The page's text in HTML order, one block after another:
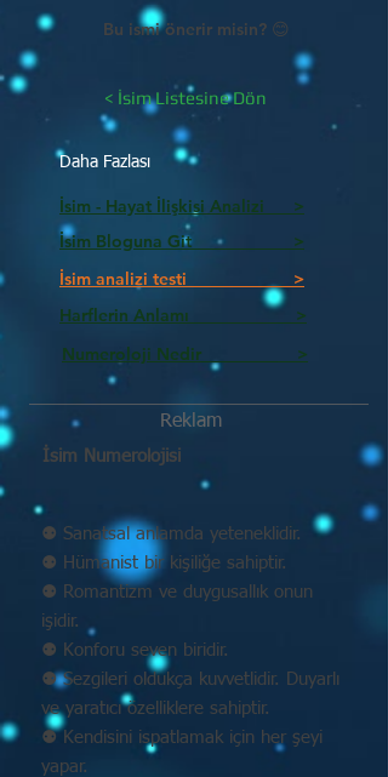
Bu ismi önerir misin? 😊
< İsim Listesine Dön
Daha Fazlası
İsim - Hayat İlişkisi Analizi >
İsim Bloguna Git >
İsim analizi testi >
Harflerin Anlamı >
Numeroloji Nedir_________ >
Reklam
İsim Numerolojisi
⚉ Sanatsal anlamda yeteneklidir.
⚉ Hümanist bir kişiliğe sahiptir.
⚉ Romantizm ve duygusallık onun
işidir.
⚉ Konforu seven biridir.
⚉ Sezgileri oldukça kuvvetlidir. Duyarlı
ve yaratıcı özelliklere sahiptir.
⚉ Kendisini ispatlamak için her şeyi
yapar.